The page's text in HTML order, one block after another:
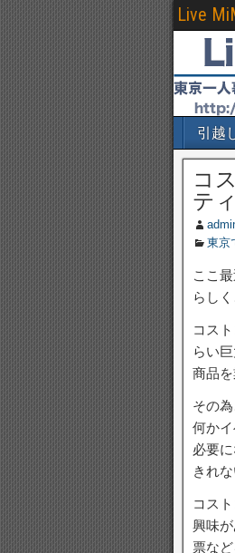
Live
引越
コ
テ
東京
ここ
らし
コス
らい
商品
その
何か
必要
きれ
コス
興味
票な